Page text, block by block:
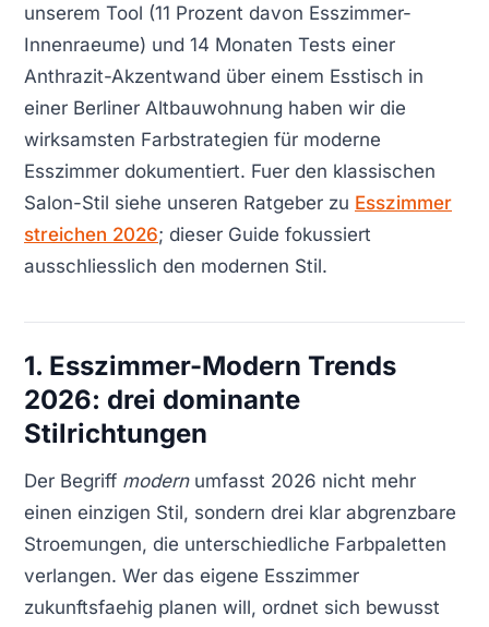
unserem Tool (11 Prozent davon Esszimmer-
Innenraeume) und 14 Monaten Tests einer
Anthrazit-Akzentwand über einem Esstisch in
einer Berliner Altbauwohnung haben wir die
wirksamsten Farbstrategien für moderne
Esszimmer dokumentiert. Fuer den klassischen
Salon-Stil siehe unseren Ratgeber zu Esszimmer
streichen 2026; dieser Guide fokussiert
ausschliesslich den modernen Stil.
1. Esszimmer-Modern Trends
2026: drei dominante
Stilrichtungen
Der Begriff modernumfasst 2026 nicht mehr
einen einzigen Stil, sondern drei klar abgrenzbare
Stroemungen, die unterschiedliche Farbpaletten
verlangen. Wer das eigene Esszimmer
zukunftsfaehig planen will, ordnet sich bewusst